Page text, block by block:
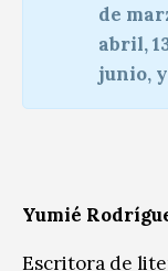
de
abril,
junio,
Yumié
Escritora de